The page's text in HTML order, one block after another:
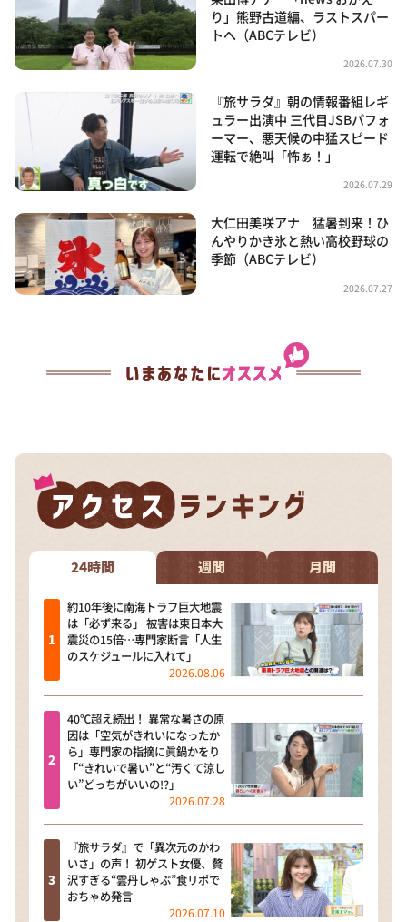
り」熊野古道編、ラストスパー
トへ（ABCテレビ）
2026.07.30
『旅サラダ』朝の情報番組レギ
ュラー出演中 三代目JSBパフォ
ーマー、悪天候の中猛スピード
運転で絶叫「怖ぁ！」
2026.07.29
大仁田美咲アナ 猛暑到来！ひ
んやりかき氷と熱い高校野球の
季節（ABCテレビ）
2026.07.27
24時間 週間 月間
約10年後に南海トラフ巨大地震
は「必ず来る」 被害は東日本大
震災の15倍…専門家断言「人生
のスケジュールに入れて」
2026.08.06
40℃超え続出！ 異常な暑さの原
因は「空気がきれいになったか
ら」専門家の指摘に眞鍋かをり
「“きれいで暑い”と“汚くて涼し
い”どっちがいいの!?」
2026.07.28
『旅サラダ』で「異次元のかわ
いさ」の声！ 初ゲスト女優、贅
沢すぎる“雲丹しゃぶ”食リポで
おちゃめ発言
2026.07.10